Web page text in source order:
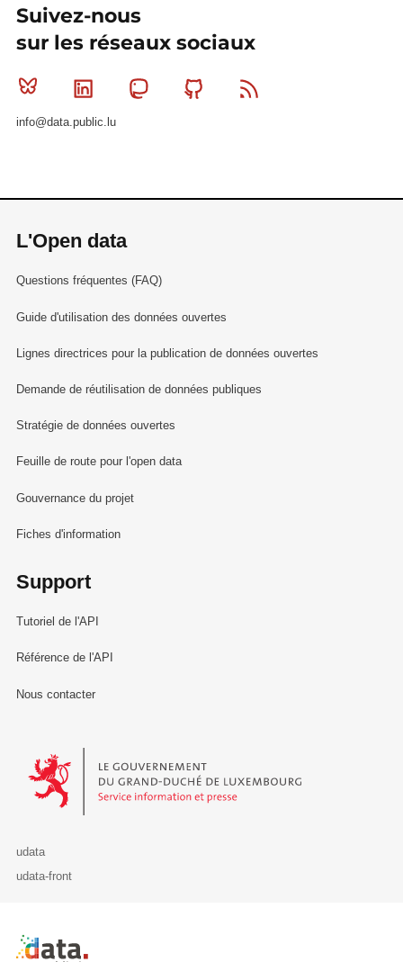
Suivez-nous
sur les réseaux sociaux
Bluesky Linkedin MastodonGithub
info@data.public.lu
L'Open data
Questions fréquentes (FAQ)
Guide d'utilisation des données ouvertes
Lignes directrices pour la publication de données ouvertes
Demande de réutilisation de données publiques
Stratégie de données ouvertes
Feuille de route pour l'open data
Gouvernance du projet
Fiches d'information
Support
Tutoriel de l'API
Référence de l'API
Nous contacter
Le Gouvernement du Grand-Duché de Luxembourg - Service
udata
udata-front
Retour à l'accueil de data.public.lu